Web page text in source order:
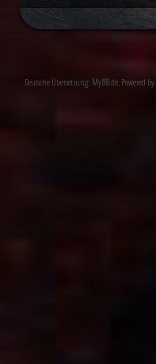
Deutsche Übersetzung: MyBB.de, Powered by